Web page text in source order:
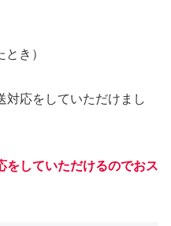
き）
対応をしていただけまし
をしていただけるのでおス